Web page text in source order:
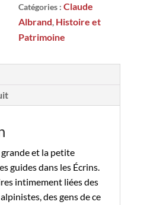
Catégories :Claude
Albrand, Histoire et
Patrimoine
et la petite
guides dans les Écrins.
intimement liées des
des gens de ce